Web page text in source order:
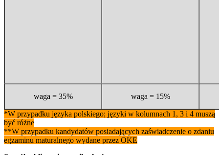
waga = 35% waga = 15%
*W przypadku języka polskiego; języki w kolumnach 1, 3 i 4 muszą
być różne
**W przypadku kandydatów posiadających zaświadczenie o zdaniu
egzaminu maturalnego wydane przez OKE